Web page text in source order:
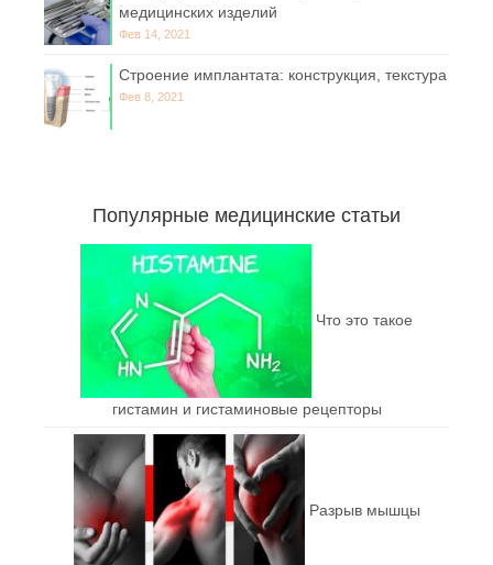
медицинских изделий
Фев 14, 2021
Строение имплантата: конструкция, текстура
Фев 8, 2021
Популярные медицинские статьи
Что это такое
гистамин и гистаминовые рецепторы
Разрыв мышцы